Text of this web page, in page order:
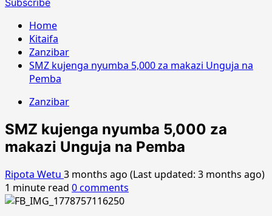
Subscribe
Home
Kitaifa
Zanzibar
SMZ kujenga nyumba 5,000 za makazi Unguja na
Pemba
Zanzibar
SMZ kujenga nyumba 5,000 za
makazi Unguja na Pemba
Ripota Wetu 3 months ago (Last updated: 3 months ago)
1 minute read 0 comments